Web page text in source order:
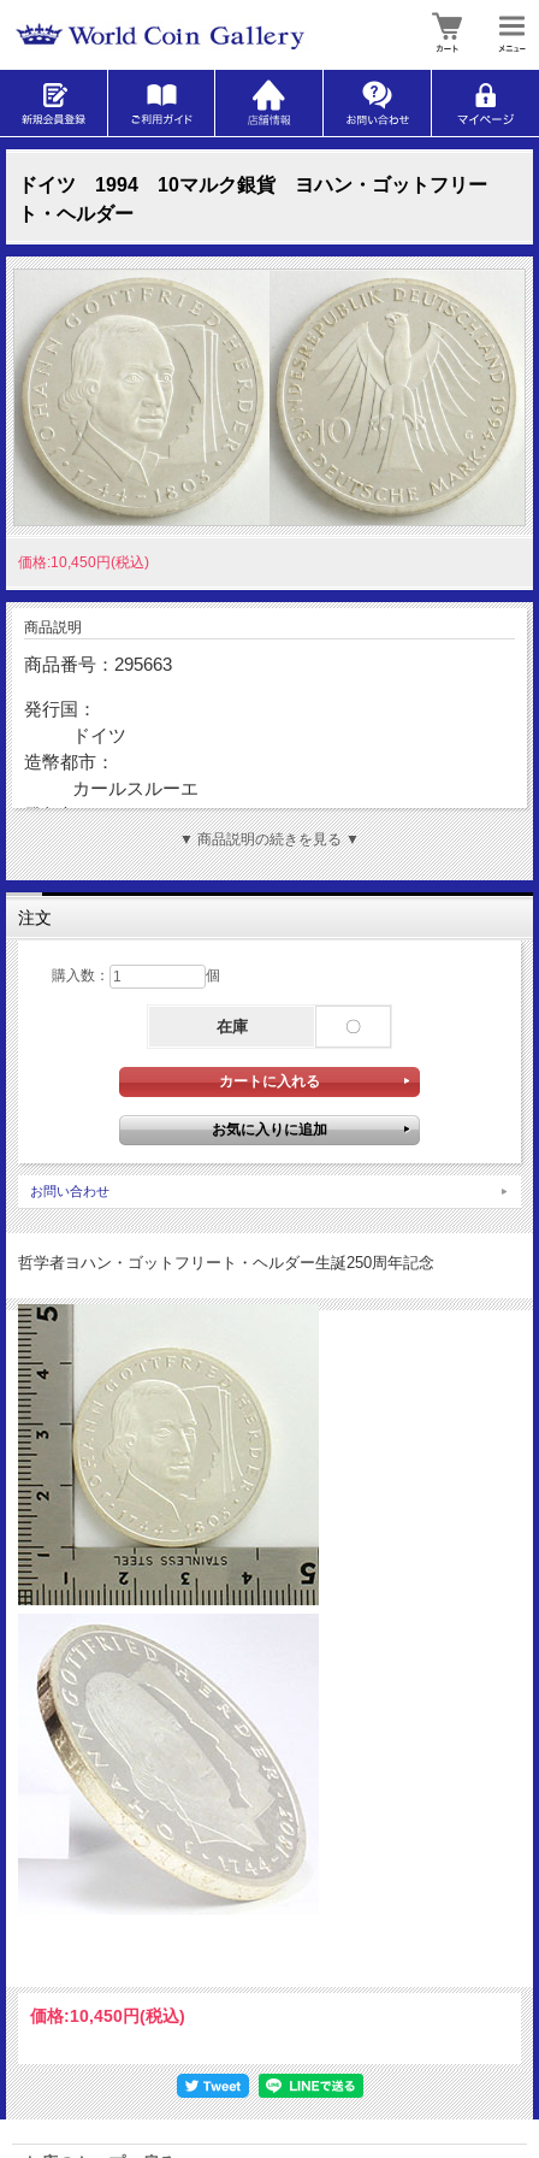
ドイツ 1994 10マルク銀貨 ヨハン・ゴットフリー
ト・ヘルダー
価格:10,450円(税込)
商品説明
商品番号：295663
発行国：
ドイツ
造幣都市：
カールスルーエ
発行年：
1994
額 面：
10マルク
金 性：
造幣数：
ヨハン・ゴットフリート・ヘルダー
連邦鷲
32.5mm
重 量：
15.5g
資 料：
状 態：
▼ 商品説明の続きを見る ▼
注文
購入数： 個
在庫 〇
お問い合わせ
哲学者ヨハン・ゴットフリート・ヘルダー生誕250周年記念
価格:10,450円(税込)